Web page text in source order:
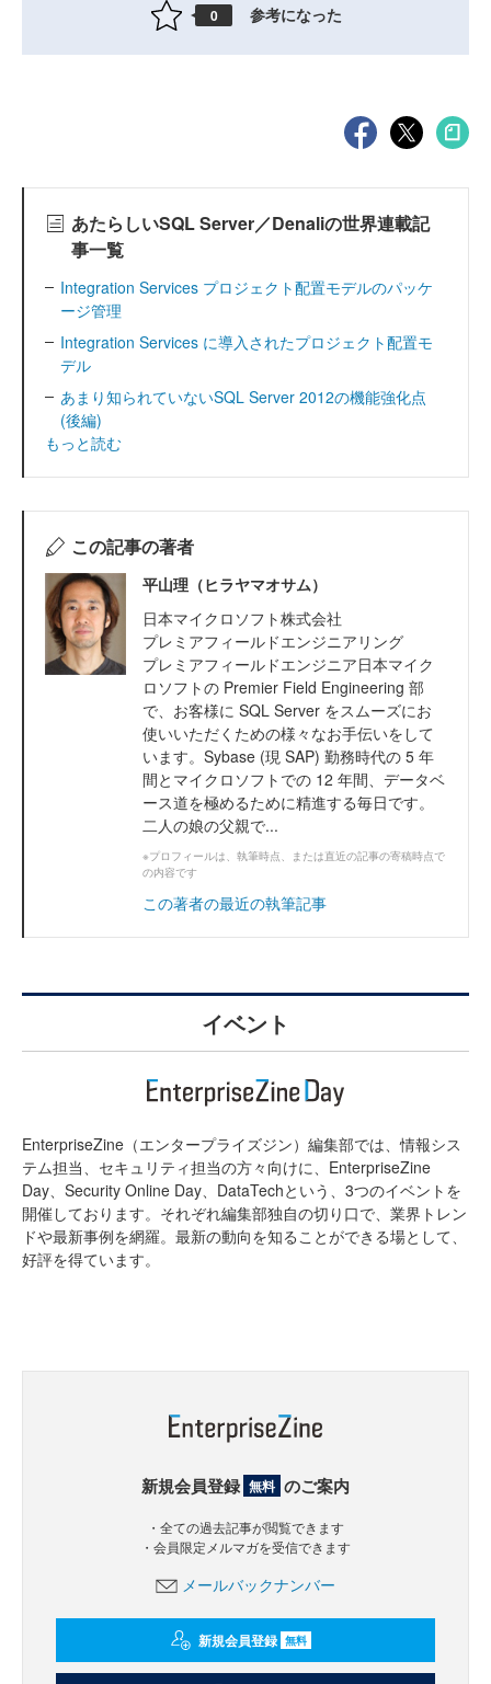
0 参考になった
あたらしいSQL Server／Denaliの世界連載記
事一覧
Integration Services プロジェクト配置モデルのパッケ
ージ管理
Integration Services に導入されたプロジェクト配置モ
デル
あまり知られていないSQL Server 2012の機能強化点
(後編)
もっと読む
この記事の著者
平山理（ヒラヤマオサム）
日本マイクロソフト株式会社
プレミアフィールドエンジニアリング
プレミアフィールドエンジニア日本マイク
ロソフトの Premier Field Engineering 部
で、お客様に SQL Server をスムーズにお
使いいただくための様々なお手伝いをして
います。Sybase (現 SAP) 勤務時代の 5 年
間とマイクロソフトでの 12 年間、データベ
ース道を極めるために精進する毎日です。
二人の娘の父親で...
※プロフィールは、執筆時点、または直近の記事の寄稿時点で
の内容です
この著者の最近の執筆記事
イベント
EnterpriseZine（エンタープライズジン）編集部では、情報シス
テム担当、セキュリティ担当の方々向けに、EnterpriseZine
Day、Security Online Day、DataTechという、3つのイベントを
開催しております。それぞれ編集部独自の切り口で、業界トレン
ドや最新事例を網羅。最新の動向を知ることができる場として、
好評を得ています。
新規会員登録 無料 のご案内
・全ての過去記事が閲覧できます
・会員限定メルマガを受信できます
メールバックナンバー
新規会員登録 無料